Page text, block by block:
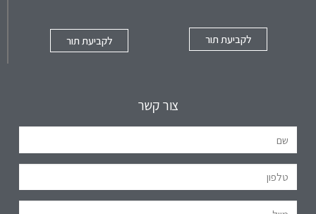
לקביעת תור לקביעת תור
צור קשר